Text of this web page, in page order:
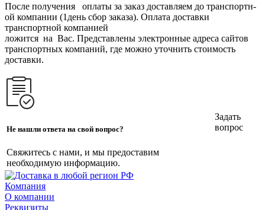
После получения оплаты за заказ доставляем­ до транспортн­
ой компании (1день сбор заказа). Оплата доставки
транспортн­ой компанией
ложится на Вас. Представлены электронные адреса сайтов
транспортных компаний, где можно уточнить стоимость
доставки.
Не нашли ответа на свой вопрос?
Свяжитесь с нами, и мы предоставим
необходимую информацию.
Задать
вопрос
Компания
О компании
Реквизиты